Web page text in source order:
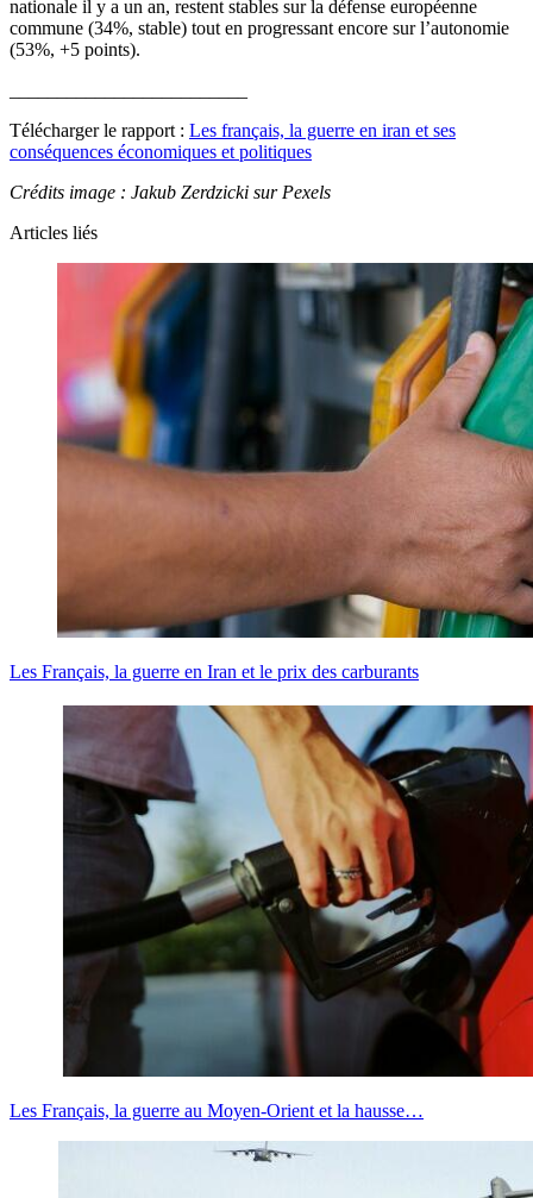
nationale il y a un an, restent stables sur la défense européenne
commune (34%, stable) tout en progressant encore sur l’autonomie
(53%, +5 points).
Télécharger le rapport : Les français, la guerre en iran et ses
conséquences économiques et politiques
Crédits image : Jakub Zerdzicki sur Pexels
Articles liés
Les Français, la guerre en Iran et le prix des carburants
Les Français, la guerre au Moyen-Orient et la hausse…